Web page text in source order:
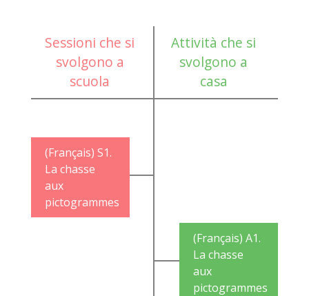
Sessioni che si
svolgono a
scuola
Attività che si
svolgono a
casa
(Français) S1.
La chasse
aux
pictogrammes
(Français) A1.
La chasse
aux
pictogrammes